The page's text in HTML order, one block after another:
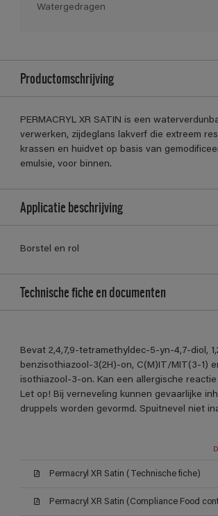
Watergedragen
Productomschrijving
PERMACRYL XR SATIN is een
verwerken, zijdeglans lakverf die extreem
krassen en huidvet op basis van
emulsie, voor binnen.
Applicatie beschrijving
Borstel en rol
Technische fiche en documenten
Bevat 2,4,7,9-tetramethyldec-5-yn-4,7-diol,
benzisothiazool-3(2H)-on, C(M)IT/MIT(3-1)
isothiazool-3-on. Kan een allergische
Let op! Bij verneveling kunnen gevaarlijke
druppels worden gevormd. Spuitnevel niet
Permacryl XR Satin (Technische fiche)
Permacryl XR Satin (Compliance Food